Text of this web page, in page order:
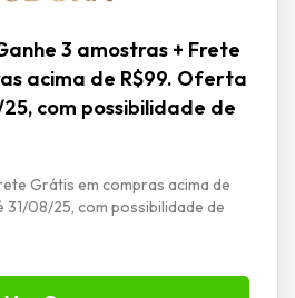
3 amostras + Frete
acima de R$99. Oferta
com possibilidade de
Grátis em compras acima de
31/08/25, com possibilidade de